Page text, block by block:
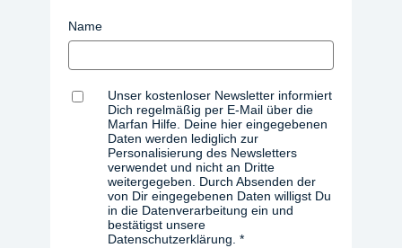
Name
Unser kostenloser Newsletter informiert
Dich regelmäßig per E-Mail über die
Marfan Hilfe. Deine hier eingegebenen
Daten werden lediglich zur
Personalisierung des Newsletters
verwendet und nicht an Dritte
weitergegeben. Durch Absenden der
von Dir eingegebenen Daten willigst Du
in die Datenverarbeitung ein und
bestätigst unsere
Datenschutzerklärung.